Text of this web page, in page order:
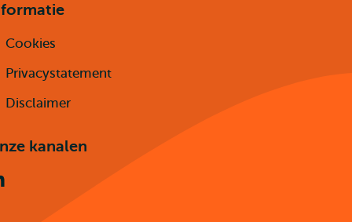
Cookies
Privacystatement
Disclaimer
kanalen